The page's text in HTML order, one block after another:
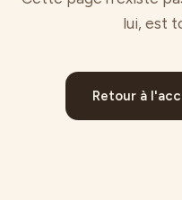
lui, est
Retour à